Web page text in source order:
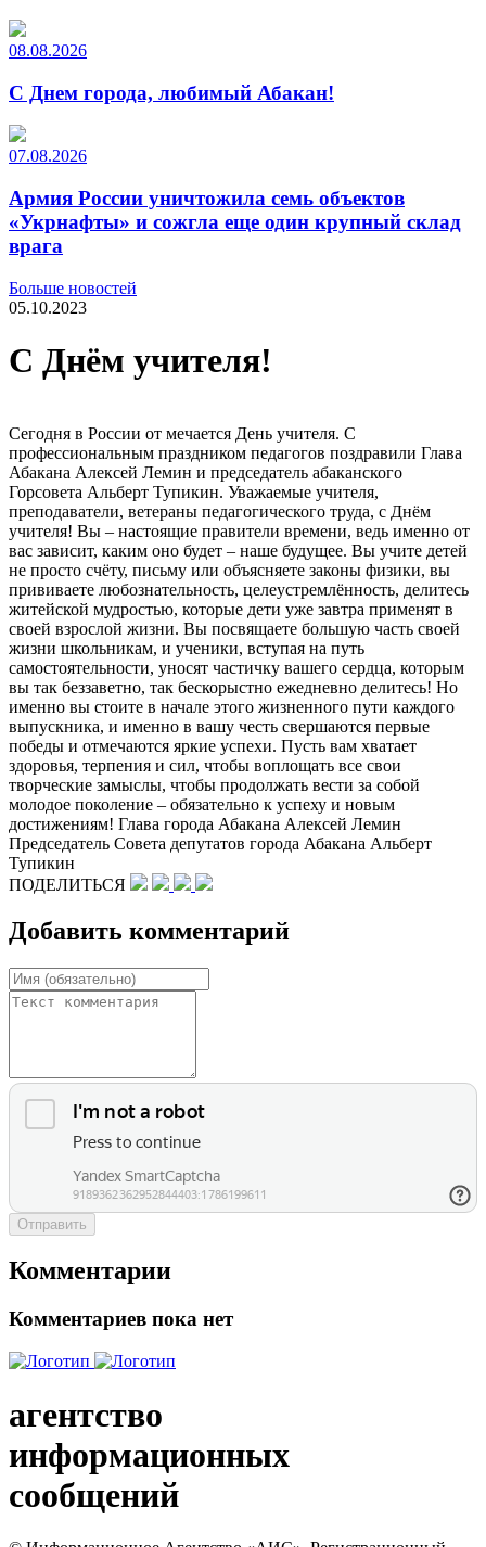
08.08.2026
С Днем города, любимый Абакан!
07.08.2026
Армия России уничтожила семь объектов
«Укрнафты» и сожгла еще один крупный склад
врага
Больше новостей
05.10.2023
С Днём учителя!
Сегодня в России от мечается День учителя. С
профессиональным праздником педагогов поздравили Глава
Абакана Алексей Лемин и председатель абаканского
Горсовета Альберт Тупикин. Уважаемые учителя,
преподаватели, ветераны педагогического труда, с Днём
учителя! Вы – настоящие правители времени, ведь именно от
вас зависит, каким оно будет – наше будущее. Вы учите детей
не просто счёту, письму или объясняете законы физики, вы
прививаете любознательность, целеустремлённость, делитесь
житейской мудростью, которые дети уже завтра применят в
своей взрослой жизни. Вы посвящаете большую часть своей
жизни школьникам, и ученики, вступая на путь
самостоятельности, уносят частичку вашего сердца, которым
вы так беззаветно, так бескорыстно ежедневно делитесь! Но
именно вы стоите в начале этого жизненного пути каждого
выпускника, и именно в вашу честь свершаются первые
победы и отмечаются яркие успехи. Пусть вам хватает
здоровья, терпения и сил, чтобы воплощать все свои
творческие замыслы, чтобы продолжать вести за собой
молодое поколение – обязательно к успеху и новым
достижениям! Глава города Абакана Алексей Лемин
Председатель Совета депутатов города Абакана Альберт
Тупикин
ПОДЕЛИТЬСЯ
Добавить комментарий
Отправить
Комментарии
Комментариев пока нет
агентство
информационных
сообщений